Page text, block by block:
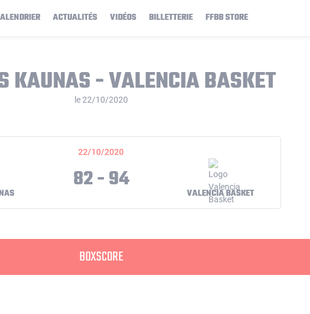
ACTUALITÉS VIDÉOS BILLETTERIE FFBB STORE
KAUNAS - VALENCIA BASKET
le 22/10/2020
22/10/2020
82 - 94 VALENCIA BASKET
BOXSCORE